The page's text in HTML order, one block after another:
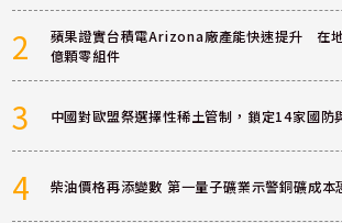
2
蘋果證實台積電Arizona廠產能快速提升 在
億顆零組件
3 中國對歐盟祭選擇性稀土管制，鎖定14家國防
4 柴油價格再添變數 第一量子礦業示警銅礦成本